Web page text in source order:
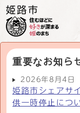
重要なお知ら
2026年8月4日
姫路市シェアサ
供一時停止につ